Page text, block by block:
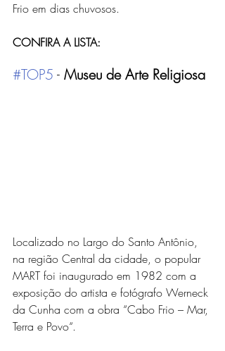
Frio em dias chuvosos.
CONFIRA A LISTA:
#TOP5 - Museu de Arte Religiosa
Localizado no Largo do Santo Antônio,
na região Central da cidade, o popular
MART foi inaugurado em 1982 com a
exposição do artista e fotógrafo Werneck
da Cunha com a obra “Cabo Frio – Mar,
Terra e Povo“.